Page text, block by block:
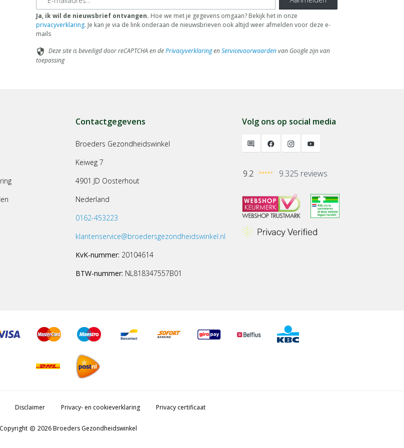
Ja, ik wil de nieuwsbrief ontvangen. Hoe we met je gegevens omgaan? Bekijk het in onze
privacyverklaring. Je kan je via de link onderaan de nieuwsbrieven ook altijd weer afmelden voor deze e-
mails
security Deze site is beveiligd door reCAPTCHA en dePrivacyverklaringenServicevoorwaardenvan Google zijn van
toepassing
Contactgegevens
Broeders Gezondheidswinkel
Keiweg 7
4901 JD Oosterhout
Nederland
0162-453223
klantenservice@broedersgezondheidswinkel.nl
KvK-nummer: 20104614
BTW-nummer: NL818347557B01
Volg ons op social media
9.2 9.325 reviews
Disclaimer Privacy- en cookieverklaring Privacy certificaat
Copyright copyright 2026 Broeders Gezondheidswinkel